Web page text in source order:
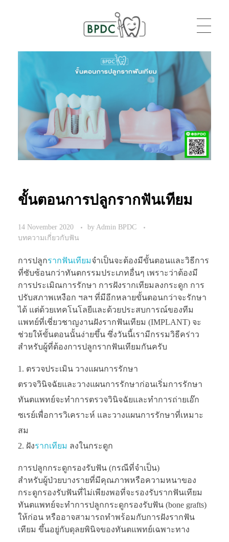
BPDC
ขั้นตอนการปลูกรากฟันเทียม
14 November 2020 byAdmin BPDC
บทความเกี่ยวกับฟัน
การปลูกรากฟันเทียมจำเป็นจะต้องมีขั้นตอนและวิธีการ
ที่ซับซ้อนกว่าทันตกรรมประเภทอื่นๆ เพราะว่าต้องมี
การประเมิณการรักษา การฝังรากเทียมลงกระดูก การ
ปรับสภาพเหงือก ฯลฯ ที่มีอีกหลายขั้นตอนกว่าจะรักษา
ได้ แต่ด้วยเทคโนโลยีและด้วยประสบการณ์ของทีม
แพทย์ที่เชี่ยวชาญงานฝังรากฟันเทียม (IMPLANT) จะ
ช่วยให้ขั้นตอนนั้นง่ายขึ้น ซึ่งวันนี้เรามีกรรมวิธีคร่าว
สำหรับผู้ที่ต้องการปลูกรากฟันเทียมกันครับ
ตรวจประเมิน วางแผนการรักษา
ตรวจวินิจฉัยและวางแผนการรักษาก่อนเริ่มการรักษา
ทันตแพทย์จะทำการตรวจวินิจฉัยและทำการถ่ายเอ๊ก
ซเรย์เพื่อการวิเคราะห์ และวางแผนการรักษาที่เหมาะ
สม
ฝังรากเทียม ลงในกระดูก
การปลูกกระดูกรองรับฟัน (กรณีที่จำเป็น)
สำหรับผู้ป่วยบางรายที่มีคุณภาพหรือความหนาของ
กระดูกรองรับฟันที่ไม่เพียงพอที่จะรองรับรากฟันเทียม
ทันตแพทย์จะทำการปลูกกระดูกรองรับฟัน (bone grafts)
ให้ก่อน หรืออาจสามารถทำพร้อมกับการฝังรากฟัน
เทียม ขึ้นอยู่กับดุลยพินิจของทันตแพทย์เฉพาะทาง